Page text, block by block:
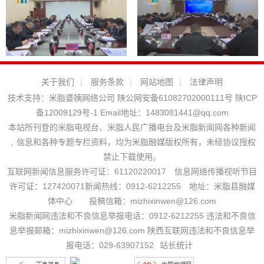
关于我们 | 服务条款 | 网站地图 |
法律声明
技术支持： 米脂婆姨网络公司 陕公网安备61082702000111号 陕ICP
备12009129号-1 Email地址： 1483081441@qq.com
本站所刊登的米脂电视台、米脂人民广播电台及米脂新闻网各种新闻
﹑信息和各种专题专栏资料，均为米脂融媒版权所有，未经协议授权
禁止下载使用。
互联网新闻信息服务许可证：61120220017 信息网络传播视听节目
许可证：127420071新闻热线：0912-6212255 地址：米脂县融媒
体中心 投稿信箱：mizhixinwen@126.com
米脂新闻网违法和不良信息举报电话：0912-6212255 违法和不良信
息举报邮箱：mizhixinwen@126.com 陕西互联网违法和不良信息举
报电话：029-63907152
站长统计